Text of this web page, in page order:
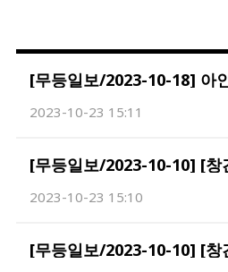
2023-10-23 15:11
2023-10-23 15:10